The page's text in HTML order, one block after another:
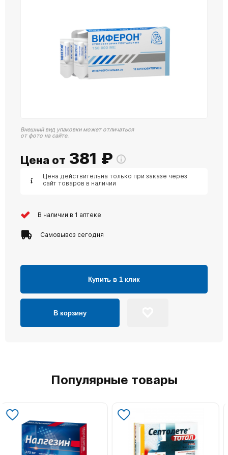
Внешний вид упаковки может отличаться
от фото на сайте.
Цена от 381 ₽
Цена действительна только при заказе через
сайт товаров в наличии
В наличии в 1 аптеке
Самовывоз сегодня
Купить в 1 клик
В корзину
Популярные товары